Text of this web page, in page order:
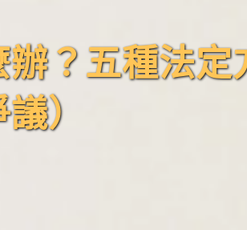
？五種法
）